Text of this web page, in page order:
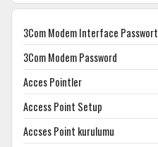
3Com Modem Interface Passwort
3Com Modem Password
Acces Pointler
Access Point Setup
Accses Point kurulumu